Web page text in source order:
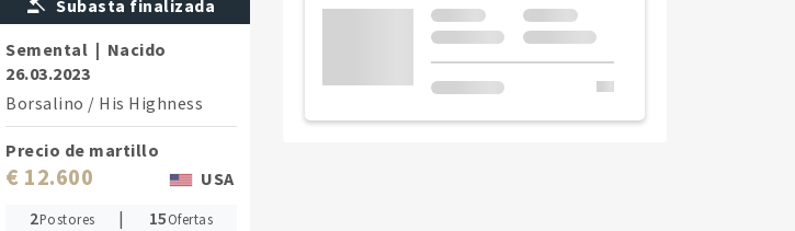
Subasta finalizada
Semental | Nacido
26.03.2023
Borsalino / His Highness
Precio de martillo
€ 12.600
USA
2Postores | 15Ofertas